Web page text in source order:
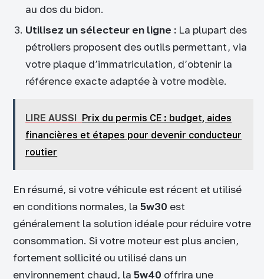
au dos du bidon.
Utilisez un sélecteur en ligne :La plupart des
pétroliers proposent des outils permettant, via
votre plaque d’immatriculation, d’obtenir la
référence exacte adaptée à votre modèle.
LIRE AUSSI Prix du permis CE : budget, aides
financières et étapes pour devenir conducteur
routier
En résumé, si votre véhicule est récent et utilisé
en conditions normales, la 5w30 est
généralement la solution idéale pour réduire votre
consommation. Si votre moteur est plus ancien,
fortement sollicité ou utilisé dans un
environnement chaud, la 5w40 offrira une